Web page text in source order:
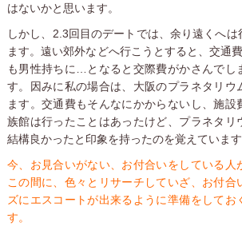
はないかと思います。
しかし、2.3回目のデートでは、余り遠くへ
ます。遠い郊外などへ行こうとすると、交通
も男性持ちに…となると交際費がかさんでし
す。因みに私の場合は、大阪のプラネタリウ
ます。交通費もそんなにかからないし、施
族館は行ったことはあったけど、プラネタリ
結構良かったと印象を持ったのを覚えています
今、お見合いがない、お付合いをしている
この間に、色々とリサーチしていざ、お付合
ズにエスコートが出来るように準備をしてお
す。